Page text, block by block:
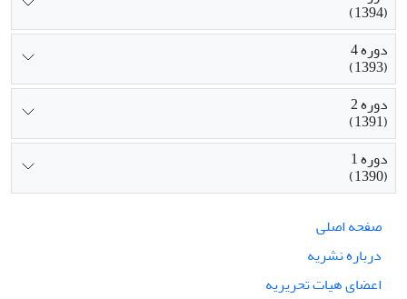
(1394)
دوره 4
(1393)
دوره 2
(1391)
دوره 1
(1390)
صفحه اصلی
درباره نشریه
اعضای هیات تحریریه